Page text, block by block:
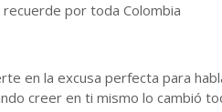
por toda Colombia
en la excusa perfecta para
creer en ti mismo lo cambió